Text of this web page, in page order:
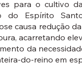
para o cultivo
do Espírito
causa redução
acarretando
da
do-reino em